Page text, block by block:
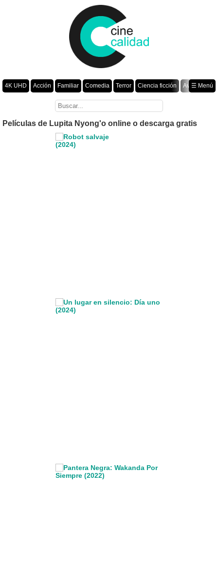
4K UHD Acción Familiar Comedia Terror Ciencia ficción
Aventura
Romance Fantasía Drama Animación Crimen
☰ Menú
Películas de Lupita Nyong'o online o descarga gratis